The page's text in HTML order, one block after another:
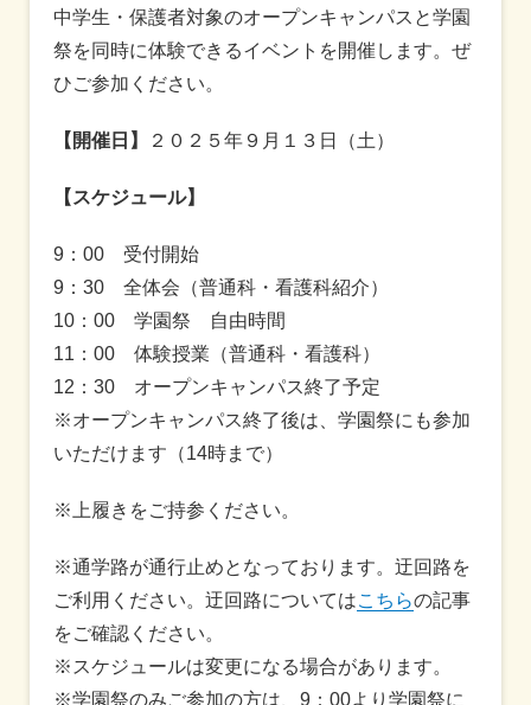
中学生・保護者対象のオープンキャンパスと学園
祭を同時に体験できるイベントを開催します。ぜ
ひご参加ください。
【開催日】 ２０２５年９月１３日（土）
【スケジュール】
9：00 受付開始
9：30 全体会（普通科・看護科紹介）
10：00 学園祭 自由時間
11：00 体験授業（普通科・看護科）
12：30 オープンキャンパス終了予定
※オープンキャンパス終了後は、学園祭にも参加
いただけます（14時まで）
※上履きをご持参ください。
※通学路が通行止めとなっております。迂回路を
ご利用ください。迂回路についてはこちらの記事
をご確認ください。
※スケジュールは変更になる場合があります。
※学園祭のみご参加の方は、9：00より学園祭に